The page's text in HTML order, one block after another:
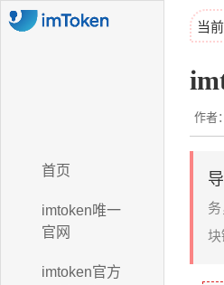
首页
imtoken唯一
官网
imtoken官方
当
作者
块